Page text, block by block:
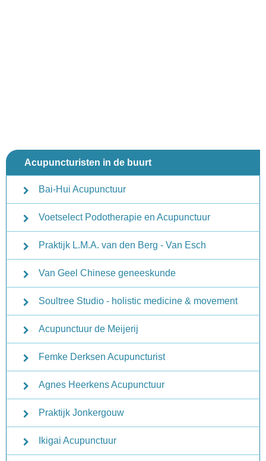
Acupuncturisten in de buurt
Bai-Hui Acupunctuur
Voetselect Podotherapie en Acupunctuur
Praktijk L.M.A. van den Berg - Van Esch
Van Geel Chinese geneeskunde
Soultree Studio - holistic medicine & movement
Acupunctuur de Meijerij
Femke Derksen Acupuncturist
Agnes Heerkens Acupunctuur
Praktijk Jonkergouw
Ikigai Acupunctuur